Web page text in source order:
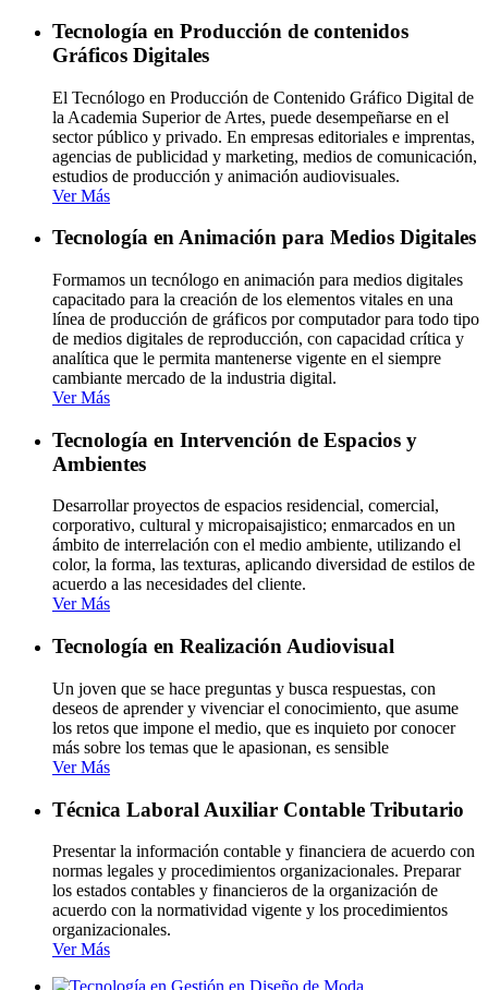
Tecnología en Producción de contenidos
Gráficos Digitales
El Tecnólogo en Producción de Contenido Gráfico Digital de
la Academia Superior de Artes, puede desempeñarse en el
sector público y privado. En empresas editoriales e imprentas,
agencias de publicidad y marketing, medios de comunicación,
estudios de producción y animación audiovisuales.
Ver Más
Tecnología en Animación para Medios Digitales
Formamos un tecnólogo en animación para medios digitales
capacitado para la creación de los elementos vitales en una
línea de producción de gráficos por computador para todo tipo
de medios digitales de reproducción, con capacidad crítica y
analítica que le permita mantenerse vigente en el siempre
cambiante mercado de la industria digital.
Ver Más
Tecnología en Intervención de Espacios y
Ambientes
Desarrollar proyectos de espacios residencial, comercial,
corporativo, cultural y micropaisajistico; enmarcados en un
ámbito de interrelación con el medio ambiente, utilizando el
color, la forma, las texturas, aplicando diversidad de estilos de
acuerdo a las necesidades del cliente.
Ver Más
Tecnología en Realización Audiovisual
Un joven que se hace preguntas y busca respuestas, con
deseos de aprender y vivenciar el conocimiento, que asume
los retos que impone el medio, que es inquieto por conocer
más sobre los temas que le apasionan, es sensible
Ver Más
Técnica Laboral Auxiliar Contable Tributario
Presentar la información contable y financiera de acuerdo con
normas legales y procedimientos organizacionales. Preparar
los estados contables y financieros de la organización de
acuerdo con la normatividad vigente y los procedimientos
organizacionales.
Ver Más